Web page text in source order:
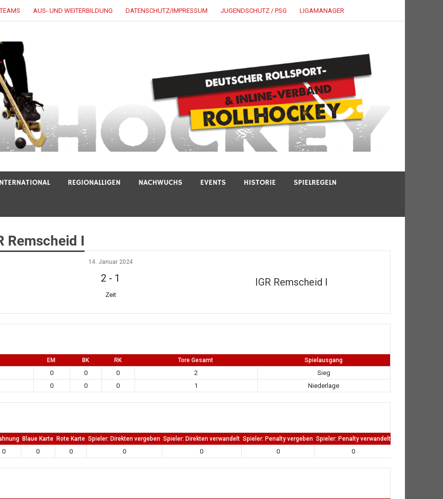
AUS- UND WEITERBILDUNG DATENSCHUTZ/IMPRESSUM JUGENDSCHUTZ / PSG LIGAMANAGER
REGIONALLIGEN NACHWUCHS EVENTS HISTORIE SPIELREGELN
Remscheid I
IGR Remscheid I
14. Januar 2024
2 - 1
Zeit
EM BK RK Tore Gesamt Spielausgang
0 0 0 2
Sieg
0 0 0 1 Niederlage
Blaue Karte Rote Karte Spieler: Direkten vergeben Spieler: Direkten verwandelt Spieler: Penalty vergeben Spieler: Penalty verwandelt
0 0 0 0 0 0 0